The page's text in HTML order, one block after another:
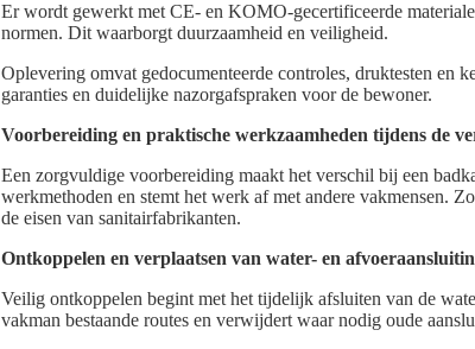
Er wordt gewerkt met CE- en KOMO-gecertificeerde
normen. Dit waarborgt duurzaamheid en veiligheid.
Oplevering omvat gedocumenteerde controles, druktesten en
garanties en duidelijke nazorgafspraken voor de bewoner.
Voorbereiding en praktische werkzaamheden tijdens de
Een zorgvuldige voorbereiding maakt het verschil bij een
werkmethoden en stemt het werk af met andere vakmensen.
de eisen van sanitairfabrikanten.
Ontkoppelen en verplaatsen van water- en
Veilig ontkoppelen begint met het tijdelijk afsluiten van de
vakman bestaande routes en verwijdert waar nodig oude